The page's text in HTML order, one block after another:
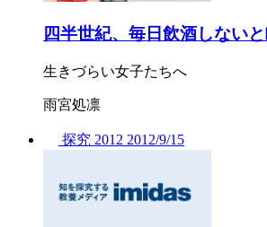
四半世紀、毎日飲酒しない
生きづらい女子たちへ
雨宮処凛
探究 2012 2012/9/15